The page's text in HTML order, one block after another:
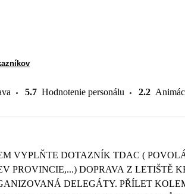
5.7 Hodnotenie personálu 2.2
VYPLŇTE DOTAZNÍK TDAC (
PROVINCIE,...) DOPRAVA Z LETIŠTĚ
DELEGÁTY. PŘÍLET